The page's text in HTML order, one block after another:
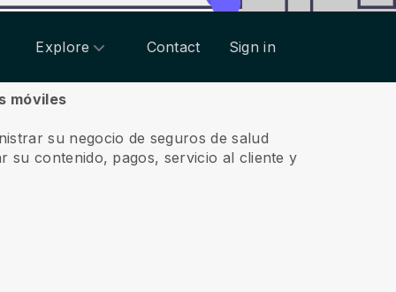
Explore Contact Sign in
móviles
su negocio de seguros de salud
su contenido, pagos, servicio al cliente y